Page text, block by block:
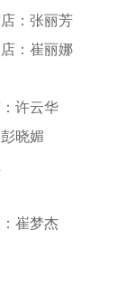
：张丽芳
：崔丽娜
许云华
晓媚
崔梦杰